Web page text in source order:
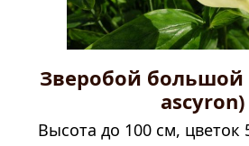
Зверобой большой
ascyron)
Высота до 100 см, цветок